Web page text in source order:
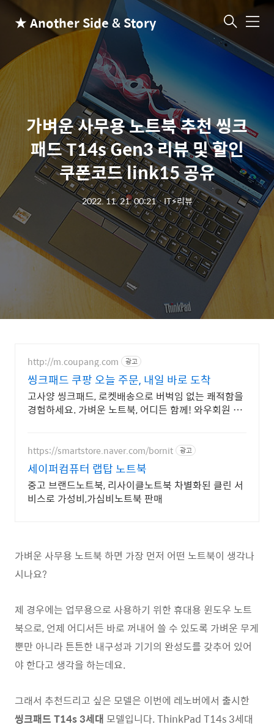
★ Another Side & Story 메
가벼운 사무용 노트북 추천 씽크
패드 T14s Gen3 리뷰 및 할인
쿠폰코드 link15 공유
2022. 11. 21. 00:21ㆍIT⚡리뷰
http://m.coupang.com 광고
씽크패드 쿠팡 오늘 주문, 내일 바로 도착
고사양 씽크패드, 로켓배송으로 버벅임 없는 쾌적함을
경험하세요. 가벼운 노트북, 어디든 함께! 와우회원 무
https://smartstore.naver.com/bornit 광고
세이퍼컴퓨터 랩탑 노트북
중고 브랜드노트북, 리사이클노트북 차별화된 클린 서
비스로 가성비,가심비노트북 판매
가벼운 사무용 노트북 하면 가장 먼저 어떤 노트북이 생각나
시나요?
제 경우에는 업무용으로 사용하기 위한 휴대용 윈도우 노트
북으로, 언제 어디서든 바로 꺼내어 쓸 수 있도록 가벼운 무게
뿐만 아니라 튼튼한 내구성과 기기의 완성도를 갖추어 있어
야 한다고 생각을 하는데요.
그래서 추천드리고 싶은 모델은 이번에 레노버에서 출시한
씽크패드 T14s 3세대 모델입니다. ThinkPad T14s 3세대